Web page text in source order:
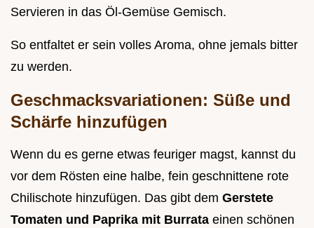
Servieren in das Öl-Gemüse Gemisch.
So entfaltet er sein volles Aroma, ohne jemals bitter
zu werden.
Geschmacksvariationen: Süße und
Schärfe hinzufügen
Wenn du es gerne etwas feuriger magst, kannst du
vor dem Rösten eine halbe, fein geschnittene rote
Chilischote hinzufügen. Das gibt dem Gerstete
Tomaten und Paprika mit Burrata einen schönen